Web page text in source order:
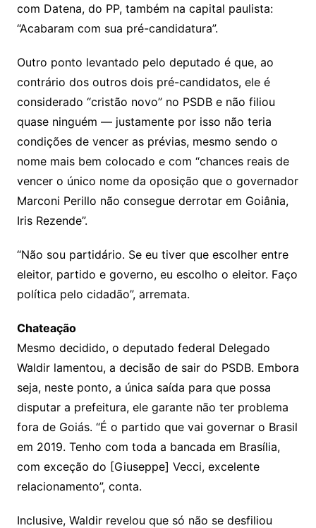
com Datena, do PP, também na capital paulista:
“Acabaram com sua pré-candidatura”.
Outro ponto levantado pelo deputado é que, ao
contrário dos outros dois pré-candidatos, ele é
considerado “cristão novo” no PSDB e não filiou
quase ninguém — justamente por isso não teria
condições de vencer as prévias, mesmo sendo o
nome mais bem colocado e com “chances reais de
vencer o único nome da oposição que o governador
Marconi Perillo não consegue derrotar em Goiânia,
Iris Rezende”.
“Não sou partidário. Se eu tiver que escolher entre
eleitor, partido e governo, eu escolho o eleitor. Faço
política pelo cidadão”, arremata.
Chateação
Mesmo decidido, o deputado federal Delegado
Waldir lamentou, a decisão de sair do PSDB. Embora
seja, neste ponto, a única saída para que possa
disputar a prefeitura, ele garante não ter problema
fora de Goiás. “É o partido que vai governar o Brasil
em 2019. Tenho com toda a bancada em Brasília,
com exceção do [Giuseppe] Vecci, excelente
relacionamento”, conta.
Inclusive, Waldir revelou que só não se desfiliou